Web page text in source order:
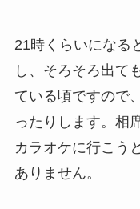
21時くらいになる
し、そろそろ出て
ている頃ですので
ったりします。相
カラオケに行こう
ありません。